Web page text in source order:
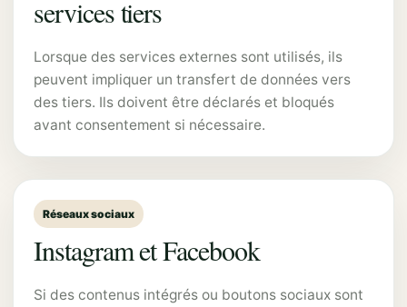
services tiers
Lorsque des services externes sont utilisés, ils
peuvent impliquer un transfert de données vers
des tiers. Ils doivent être déclarés et bloqués
avant consentement si nécessaire.
Réseaux sociaux
Instagram et Facebook
Si des contenus intégrés ou boutons sociaux sont